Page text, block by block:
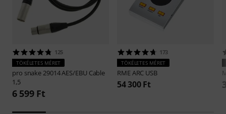
125
TÖKÉLETES MÉRET
pro snake 29014 AES/EBU Cable
1,5
6 599 Ft
173
TÖKÉLETES MÉRET
RMEARC USB
54 300 Ft